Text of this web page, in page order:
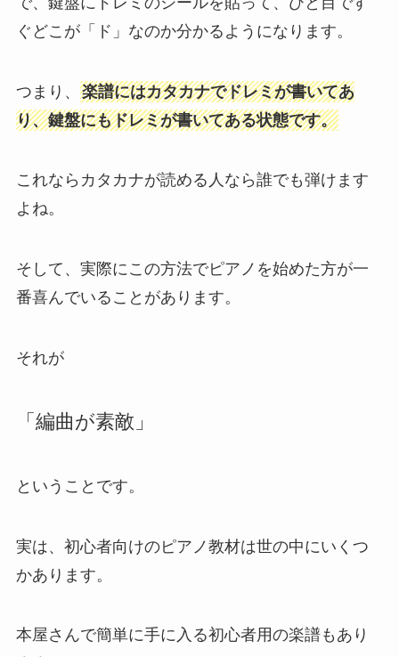
ぐどこが「ド」なのか分かるようになります。
つまり、 楽譜にはカタカナでドレミが書いてあ
り、鍵盤にもドレミが書いてある状態です。
これならカタカナが読める人なら誰でも弾けます
よね。
そして、実際にこの方法でピアノを始めた方が一
番喜んでいることがあります。
それが
「編曲が素敵」
ということです。
実は、初心者向けのピアノ教材は世の中にいくつ
かあります。
本屋さんで簡単に手に入る初心者用の楽譜もあり